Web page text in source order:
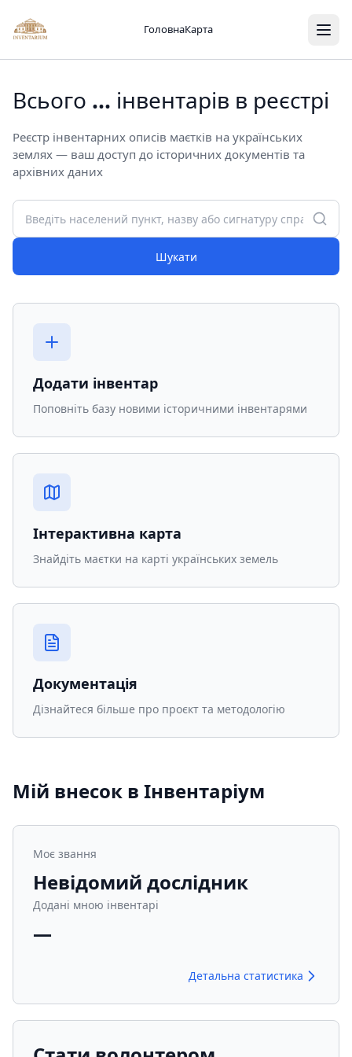
ГоловнаКарта
Всього ... інвентарів в реєстрі
Реєстр інвентарних описів маєтків на українських
землях — ваш доступ до історичних документів та
архівних даних
Шукати
Додати інвентар
Поповніть базу новими історичними інвентарями
Інтерактивна карта
Знайдіть маєтки на карті українських земель
Документація
Дізнайтеся більше про проєкт та методологію
Мій внесок в Інвентаріум
Моє звання
Невідомий дослідник
Додані мною інвентарі
—
Детальна статистика